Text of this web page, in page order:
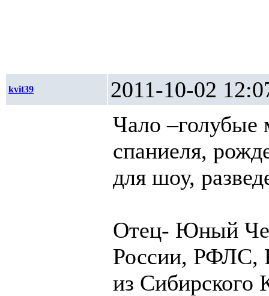
kvit39 2011-10-02
Чало –голубые
спаниеля,
для шоу,
Отец- Юный
России,
из Сибирского